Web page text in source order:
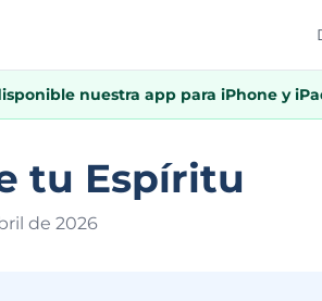
nuestra app para iPhone y
tu Espíritu
de 2026